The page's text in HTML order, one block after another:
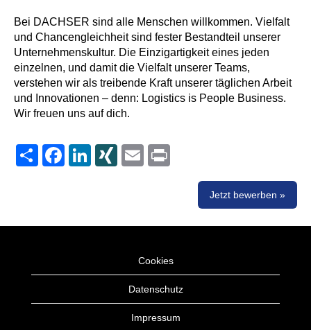
Bei DACHSER sind alle Menschen willkommen. Vielfalt
und Chancengleichheit sind fester Bestandteil unserer
Unternehmenskultur. Die Einzigartigkeit eines jeden
einzelnen, und damit die Vielfalt unserer Teams,
verstehen wir als treibende Kraft unserer täglichen Arbeit
und Innovationen – denn: Logistics is People Business.
Wir freuen uns auf dich.
Share FacebookLinkedInXING Email
Jetzt bewerben »
Cookies
Datenschutz
Impressum